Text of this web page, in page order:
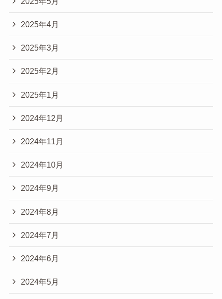
2025年4月
2025年3月
2025年2月
2025年1月
2024年12月
2024年11月
2024年10月
2024年9月
2024年8月
2024年7月
2024年6月
2024年5月